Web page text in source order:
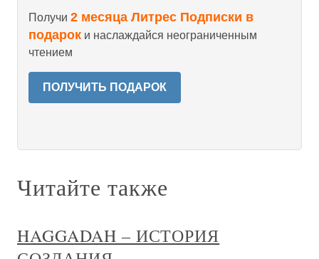
Получи 2 месяца Литрес Подписки в
подарок и наслаждайся неограниченным
чтением
ПОЛУЧИТЬ ПОДАРОК
Читайте также
HAGGADAH – ИСТОРИЯ